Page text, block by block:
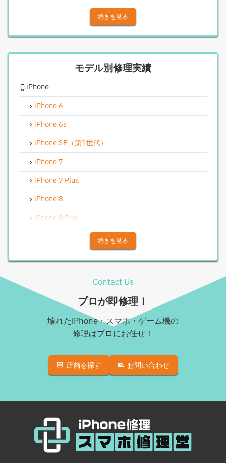
iPhoneアウトカメラレンズ交換修理
iPhoneスピーカー関連修理
iPhoneカメラレンズガラス交換修理
iPhoneインカメラ交換修理
iPhoneリンゴループ、システム復旧
iPhone基板破損修理（軽度）
iPhoneバイブレータ交換修理
Android修理実績
Androidフロントパネル交換修理
Androidバッテリー交換
Android水没洗浄作業
Androidその他部品修理
Androidロゴループ、システム復旧
Android基板破損修理（軽度）
良）
iPadバッテリー交換
iPad液晶パネル交換修理（画面表示不良）
iPad水没洗浄作業
続きを見る
モデル別修理実績
iPhone
iPhone 6
iPhone 6s
iPhone SE（第1世代）
iPhone 7
iPhone 7 Plus
iPhone 8
iPhone 8 Plus
iPhone XR
iPhone 11 Pro
iPhone SE（第2世代）
iPhone 12 Pro
iPhone 12 mini
iPhone 12 Pro Max
続きを見る
Contact Us
プロが即修理！
壊れたiPhone・スマホ・ゲーム機の
修理はプロにお任せ！
店舗を探す お問い合わせ